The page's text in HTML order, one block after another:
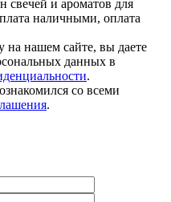
свечей и ароматов для
наличными, оплата
нашем сайте, вы даете
данных в
.
со всеми
.